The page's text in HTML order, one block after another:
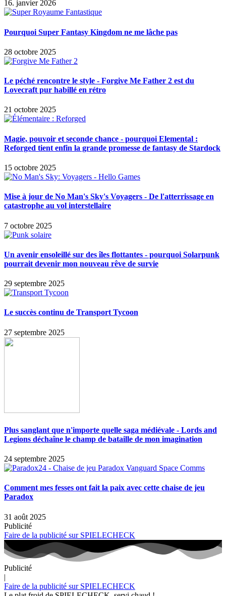
16. janvier 2026
Pourquoi Super Fantasy Kingdom ne me lâche pas
28 octobre 2025
Le péché rencontre le style - Forgive Me Father 2 est du
Lovecraft pur habillé en rétro
21 octobre 2025
Magie, pouvoir et seconde chance - pourquoi Elemental :
Reforged tient enfin la grande promesse de fantasy de Stardock
15 octobre 2025
Mise à jour de No Man's Sky's Voyagers - De l'atterrissage en
catastrophe au vol interstellaire
7 octobre 2025
Un avenir ensoleillé sur des îles flottantes - pourquoi Solarpunk
pourrait devenir mon nouveau rêve de survie
29 septembre 2025
Le succès continu de Transport Tycoon
27 septembre 2025
Plus sanglant que n'importe quelle saga médiévale - Lords and
Legions déchaîne le champ de bataille de mon imagination
24 septembre 2025
Comment mes fesses ont fait la paix avec cette chaise de jeu
Paradox
31 août 2025
Publicité
Faire de la publicité sur SPIELECHECK
Publicité
|
Faire de la publicité sur SPIELECHECK